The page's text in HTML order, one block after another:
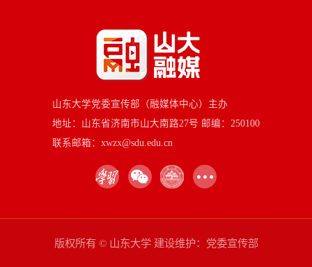
山东大学党委宣传部（融媒体中心）主办
地址：山东省济南市山大南路27号 邮编：250100
联系邮箱：xwzx@sdu.edu.cn
版权所有 © 山东大学 建设维护：党委宣传部